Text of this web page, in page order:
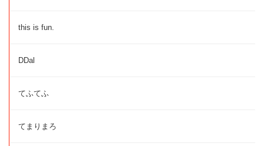
this is fun.
DDal
てふてふ
てまりまろ